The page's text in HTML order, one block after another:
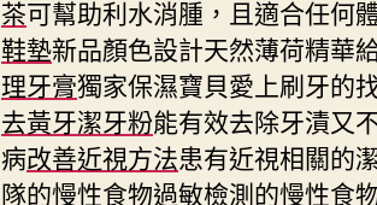
茶可幫助利水消腫，且適合任何
鞋墊新品顏色設計天然薄荷精華
理牙膏獨家保濕寶貝愛上刷牙的
去黃牙潔牙粉能有效去除牙漬又
病改善近視方法患有近視相關的
隊的慢性食物過敏檢測的慢性食